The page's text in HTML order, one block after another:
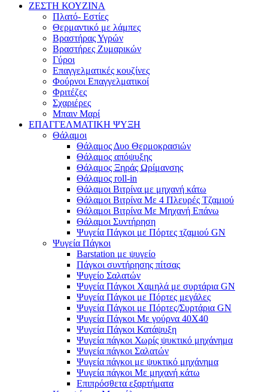
ΖΕΣΤΗ ΚΟΥΖΙΝΑ
Πλατό- Εστίες
Θερμαντικό με λάμπες
Βραστήρας Υγρών
Βραστήρες Ζυμαρικών
Γύροι
Επαγγελματικές κουζίνες
Φούρνοι Επαγγελματικοί
Φριτέζες
Σχαριέρες
Μπαιν Μαρί
ΕΠΑΓΓΕΛΜΑΤΙΚΗ ΨΥΞΗ
Θάλαμοι
Θάλαμος Δυο Θερμοκρασιών
Θάλαμος απόψυξης
Θάλαμος Ξηράς Ωρίμανσης
Θάλαμος roll-in
Θάλαμοι Βιτρίνα με μηχανή κάτω
Θάλαμοι Βιτρίνα Με 4 Πλευρές Τζαμιού
Θάλαμοι Βιτρίνα Με Μηχανή Επάνω
Θάλαμοι Συντήρηση
Ψυγεία Πάγκοι με Πόρτες τζαμιού GN
Ψυγεία Πάγκοι
Barstation με ψυγείο
Πάγκοι συντήρησης πίτσας
Ψυγείο Σαλατών
Ψυγεία Πάγκοι Χαμηλά με συρτάρια GN
Ψυγεία Πάγκοι με Πόρτες μεγάλες
Ψυγεία Πάγκοι με Πόρτες/Συρτάρια GN
Ψυγεία Πάγκοι Με γούρνα 40Χ40
Ψυγεία Πάγκοι Κατάψυξη
Ψυγεία πάγκοι Χωρίς ψυκτικό μηχάνημα
Ψυγεία πάγκοι Σαλατών
Ψυγεία πάγκοι με ψυκτικό μηχάνημα
Ψυγεία πάγκοι Με μηχανή κάτω
Επιπρόσθετα εξαρτήματα